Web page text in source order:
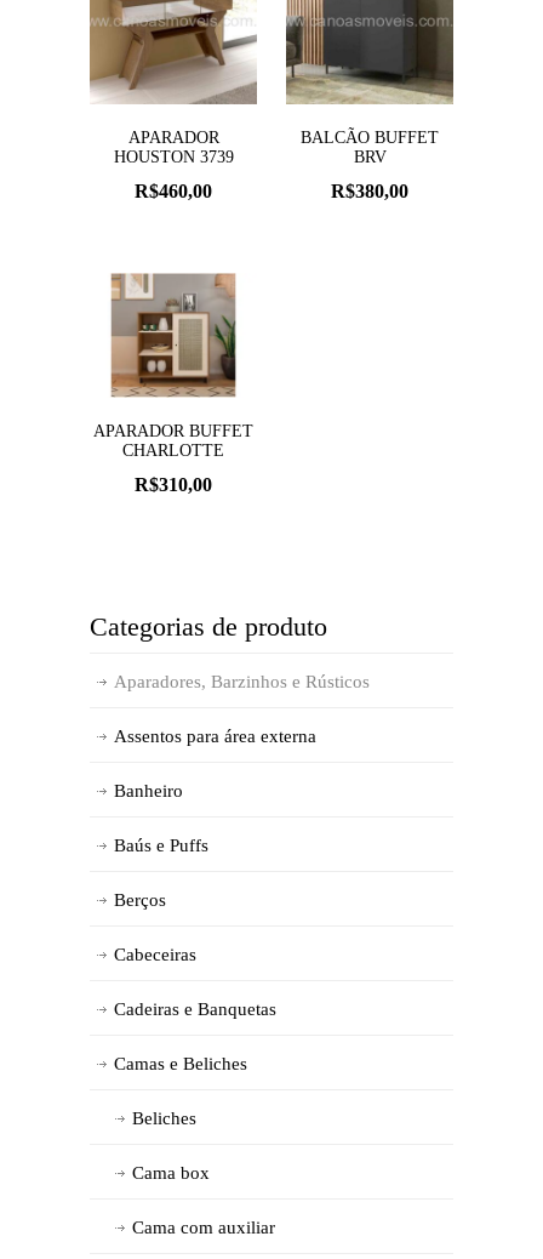
APARADOR
HOUSTON 3739
R$460,00
BALCÃO BUFFET
BRV
R$380,00
APARADOR BUFFET
CHARLOTTE
R$310,00
Categorias de produto
Aparadores, Barzinhos e Rústicos
Assentos para área externa
Banheiro
Baús e Puffs
Berços
Cabeceiras
Cadeiras e Banquetas
Camas e Beliches
Beliches
Cama box
Cama com auxiliar